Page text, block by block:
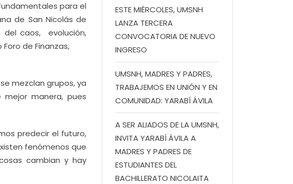
para el
de San Nicolás de
del caos, evolución,
de Finanzas,
mezclan grupos, ya
manera, pues
predecir el futuro,
fenómenos que
cambian y hay
ESTE MIÉRCOLES, UMSNH
LANZA TERCERA
CONVOCATORIA DE NUEVO
INGRESO
UMSNH, MADRES Y PADRES,
TRABAJEMOS EN UNIÓN Y EN
COMUNIDAD: YARABÍ ÁVILA
A SER ALIADOS DE LA UMSNH,
INVITA YARABÍ ÁVILA A
MADRES Y PADRES DE
ESTUDIANTES DEL
BACHILLERATO NICOLAITA